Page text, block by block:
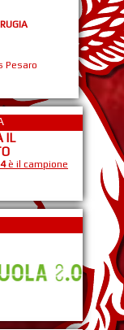
Pesaro
IL
è il campione